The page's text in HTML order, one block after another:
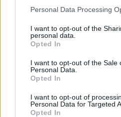
Personal Data Processing
I want to opt-out of the
personal data.
Opted In
I want to opt-out of the Sale
Personal Data.
Opted In
I want to opt-out of
Personal Data for Targeted
Opted In
Μακροχρόνια απών ο
ανέφεραν τα αρχικά
έχουμε φτάσει πλέον. Είναι
είναι διαθέσιμος για το
καθότι έχει επιστρέψει
Σε άλλη κατηγορία, τέλος,
Καρασαλίδηςκαι